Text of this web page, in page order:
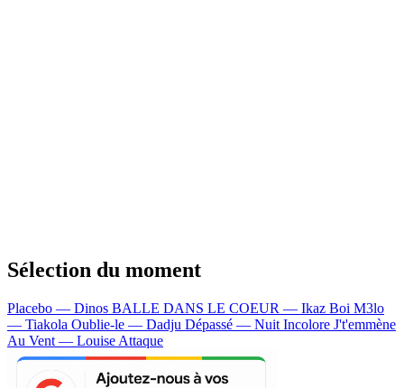
Sélection du moment
Placebo — Dinos BALLE DANS LE COEUR — Ikaz Boi M3lo
— Tiakola Oublie-le — Dadju Dépassé — Nuit Incolore J't'emmène
Au Vent — Louise Attaque